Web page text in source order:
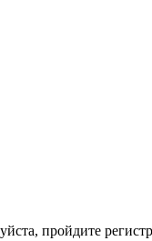
пройдите